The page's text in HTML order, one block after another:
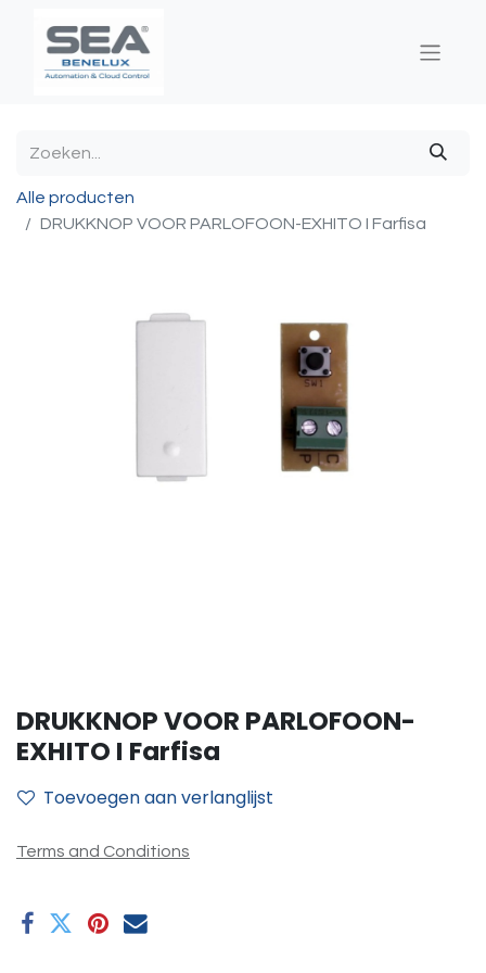
Alle producten
DRUKKNOP VOOR PARLOFOON-EXHITO I Farfisa
DRUKKNOP VOOR PARLOFOON-
EXHITO I Farfisa
Toevoegen aan verlanglijst
Terms and Conditions